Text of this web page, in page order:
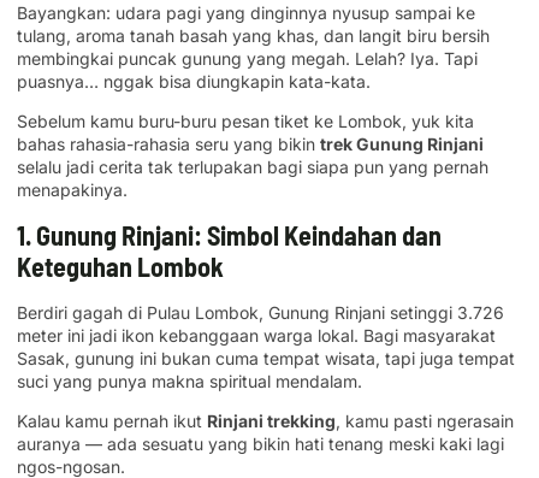
Bayangkan: udara pagi yang dinginnya nyusup sampai ke
tulang, aroma tanah basah yang khas, dan langit biru bersih
membingkai puncak gunung yang megah. Lelah? Iya. Tapi
puasnya… nggak bisa diungkapin kata-kata.
Sebelum kamu buru-buru pesan tiket ke Lombok, yuk kita
bahas rahasia-rahasia seru yang bikin trek Gunung Rinjani
selalu jadi cerita tak terlupakan bagi siapa pun yang pernah
menapakinya.
1. Gunung Rinjani: Simbol Keindahan dan
Keteguhan Lombok
Berdiri gagah di Pulau Lombok, Gunung Rinjani setinggi 3.726
meter ini jadi ikon kebanggaan warga lokal. Bagi masyarakat
Sasak, gunung ini bukan cuma tempat wisata, tapi juga tempat
suci yang punya makna spiritual mendalam.
Kalau kamu pernah ikut Rinjani trekking, kamu pasti ngerasain
auranya — ada sesuatu yang bikin hati tenang meski kaki lagi
ngos-ngosan.